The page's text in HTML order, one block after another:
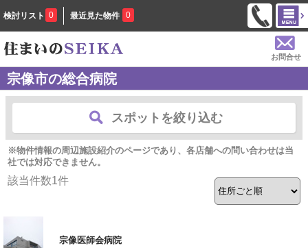
検討リスト 0 最近見た物件 0
お問合せ
宗像市の総合病院
スポットを絞り込む
※物件情報の周辺施設紹介のページであり、各店舗への問い合わせは当
社では対応できません。
該当件数1件
宗像医師会病院